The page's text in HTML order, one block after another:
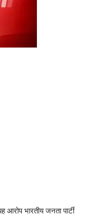
भारतीय जनता पार्टी